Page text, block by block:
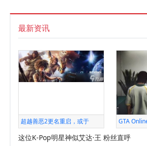
最新资讯
超越善恶2更名重启，或于 GTA
这位K-Pop明星神似艾达·王 粉丝直呼